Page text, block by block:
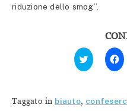
riduzione dello smog”.
Fai
clic
qui
Twitter
(Si
Fai
clic
per
Taggato in biauto,